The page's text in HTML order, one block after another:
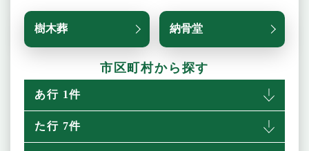
樹木葬 納骨堂
市区町村から探す
あ行 1件
た行 7件